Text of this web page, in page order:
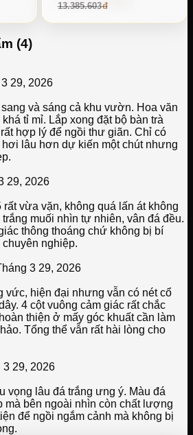
13.385.603
(4)
29, 2026
và sáng cả khu vườn. Hoa văn
tỉ mỉ. Lắp xong đặt bộ bàn trà
hợp lý để ngồi thư giãn. Chỉ có
lâu hơn dự kiến một chút nhưng
29, 2026
vừa vặn, không quá lấn át không
muối nhìn tự nhiên, vân đá đều.
thông thoáng chứ không bị bí
nghiệp.
3 29, 2026
vức, hiện đại nhưng vẫn có nét cổ
4 cột vuông cảm giác rất chắc
thiện ở mấy góc khuất cần làm
Tổng thể vẫn rất hài lòng cho
3 29, 2026
vọng lâu đá trắng ưng ý. Màu đá
mà bên ngoài nhìn còn chất lượng
để ngồi ngắm cảnh mà không bị